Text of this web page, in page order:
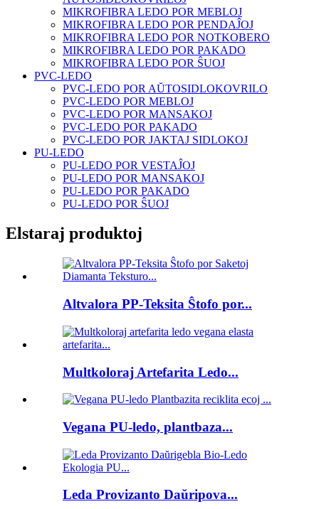
MIKROFIBRA LEDO POR MEBLOJ
MIKROFIBRA LEDO POR PENDAĴOJ
MIKROFIBRA LEDO POR NOTKOBERO
MIKROFIBRA LEDO POR PAKADO
MIKROFIBRA LEDO POR ŜUOJ
PVC-LEDO
PVC-LEDO POR AŬTOSIDLOKOVRILO
PVC-LEDO POR MEBLOJ
PVC-LEDO POR MANSAKOJ
PVC-LEDO POR PAKADO
PVC-LEDO POR JAKTAJ SIDLOKOJ
PU-LEDO
PU-LEDO POR VESTAĴOJ
PU-LEDO POR MANSAKOJ
PU-LEDO POR PAKADO
PU-LEDO POR ŜUOJ
Elstaraj produktoj
Altvalora PP-Teksita Ŝtofo por...
Multkoloraj Artefarita Ledo...
Vegana PU-ledo, plantbaza...
Leda Provizanto Daŭripova...